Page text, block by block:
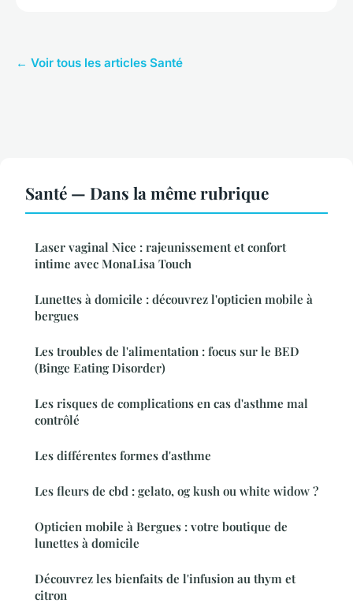
← Voir tous les articles Santé
Santé — Dans la même rubrique
Laser vaginal Nice : rajeunissement et confort
intime avec MonaLisa Touch
Lunettes à domicile : découvrez l'opticien mobile à
bergues
Les troubles de l'alimentation : focus sur le BED
(Binge Eating Disorder)
Les risques de complications en cas d'asthme mal
contrôlé
Les différentes formes d'asthme
Les fleurs de cbd : gelato, og kush ou white widow ?
Opticien mobile à Bergues : votre boutique de
lunettes à domicile
Découvrez les bienfaits de l'infusion au thym et
citron